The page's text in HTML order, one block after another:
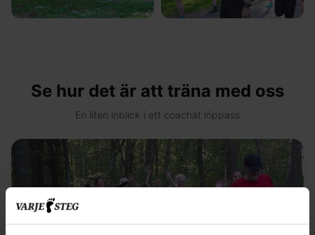
Se hur det är att träna med oss
En liten inblick i ett coachat löppass